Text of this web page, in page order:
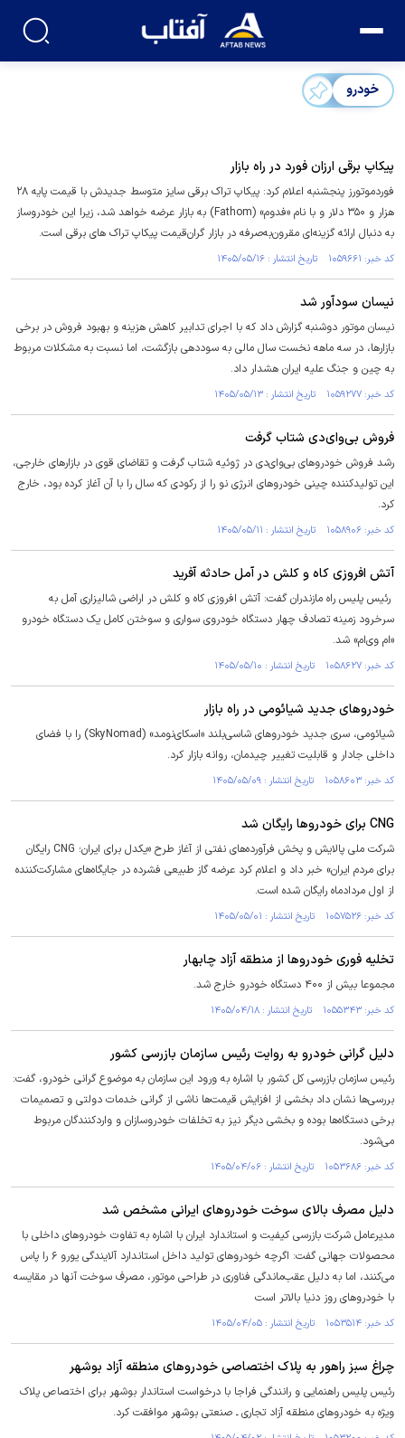
خودرو
پیکاپ برقی ارزان فورد در راه بازار
فوردموتورز پنجشنبه اعلام کرد: پیکاپ تراک برقی سایز متوسط جدیدش با قیمت پایه ۲۸
هزار و ۳۵۰ دلار و با نام «فدوم» (Fathom) به بازار عرضه خواهد شد، زیرا این خودروساز
به دنبال ارائه گزینه‌ای مقرون‌به‌صرفه در بازار گران‌قیمت پیکاپ تراک های برقی است.
کد خبر: ۱۰۵۹۶۶۱ تاریخ انتشار : ۱۴۰۵/۰۵/۱۶
نیسان سودآور شد
نیسان موتور دوشنبه گزارش داد که با اجرای تدابیر کاهش هزینه و بهبود فروش در برخی
بازارها، در سه ماهه نخست سال مالی به سوددهی بازگشت، اما نسبت به مشکلات مربوط
به چین و جنگ علیه ایران هشدار داد.
کد خبر: ۱۰۵۹۲۷۷ تاریخ انتشار : ۱۴۰۵/۰۵/۱۳
فروش بی‌وای‌دی شتاب گرفت
رشد فروش خودروهای بی‌وای‌دی در ژوئیه شتاب گرفت و تقاضای قوی در بازارهای خارجی،
این تولیدکننده چینی خودروهای انرژی نو را از رکودی که سال را با آن آغاز کرده بود، خارج
کرد.
کد خبر: ۱۰۵۸۹۰۶ تاریخ انتشار : ۱۴۰۵/۰۵/۱۱
آتش افروزی کاه و کلش در آمل حادثه آفرید
رئیس پلیس راه مازندران گفت: آتش افروزی کاه و کلش در اراضی شالیزاری آمل به
سرخرود زمینه تصادف چهار دستگاه خودروی سواری و سوختن کامل یک دستگاه خودرو
«ام وی‌ام» شد.
کد خبر: ۱۰۵۸۶۲۷ تاریخ انتشار : ۱۴۰۵/۰۵/۱۰
خودروهای جدید شیائومی در راه بازار
شیائومی، سری جدید خودروهای شاسی‌بلند «اسکای‌نومد» (SkyNomad) را با فضای
داخلی جادار و قابلیت تغییر چیدمان، روانه بازار کرد.
کد خبر: ۱۰۵۸۶۰۳ تاریخ انتشار : ۱۴۰۵/۰۵/۰۹
CNG برای خودرو‌ها رایگان شد
شرکت ملی پالایش و پخش فرآورده‌های نفتی از آغاز طرح «یکدل برای ایران؛ CNG رایگان
برای مردم ایران» خبر داد و اعلام کرد عرضه گاز طبیعی فشرده در جایگاه‌های مشارکت‌کننده
از اول مردادماه رایگان شده است.
کد خبر: ۱۰۵۷۵۲۶ تاریخ انتشار : ۱۴۰۵/۰۵/۰۱
تخلیه فوری خودرو‌ها از منطقه آزاد چابهار
مجموعا بیش از ۴۰۰ دستگاه خودرو خارج شد.
کد خبر: ۱۰۵۵۳۴۳ تاریخ انتشار : ۱۴۰۵/۰۴/۱۸
دلیل گرانی خودرو به روایت رئیس سازمان بازرسی کشور
رئیس سازمان بازرسی کل کشور با اشاره به ورود این سازمان به موضوع گرانی خودرو، گفت:
بررسی‌ها نشان داد بخشی از افزایش قیمت‌ها ناشی از گرانی خدمات دولتی و تصمیمات
برخی دستگاه‌ها بوده و بخشی دیگر نیز به تخلفات خودروسازان و واردکنندگان مربوط
می‌شود.
کد خبر: ۱۰۵۳۶۸۶ تاریخ انتشار : ۱۴۰۵/۰۴/۰۶
دلیل مصرف بالای سوخت خودرو‌های ایرانی مشخص شد
مدیرعامل شرکت بازرسی کیفیت و استاندارد ایران با اشاره به تفاوت خودرو‌های داخلی با
محصولات جهانی گفت: اگرچه خودرو‌های تولید داخل استاندارد آلایندگی یورو ۶ را پاس
می‌کنند، اما به دلیل عقب‌ماندگی فناوری در طراحی موتور، مصرف سوخت آنها در مقایسه
با خودرو‌های روز دنیا بالاتر است
کد خبر: ۱۰۵۳۵۱۴ تاریخ انتشار : ۱۴۰۵/۰۴/۰۵
چراغ سبز راهور به پلاک اختصاصی خودروهای منطقه آزاد بوشهر
رئیس پلیس راهنمایی و رانندگی فراجا با درخواست استاندار بوشهر برای اختصاص پلاک
ویژه به خودرو‌های منطقه آزاد تجاری ـ صنعتی بوشهر موافقت کرد.